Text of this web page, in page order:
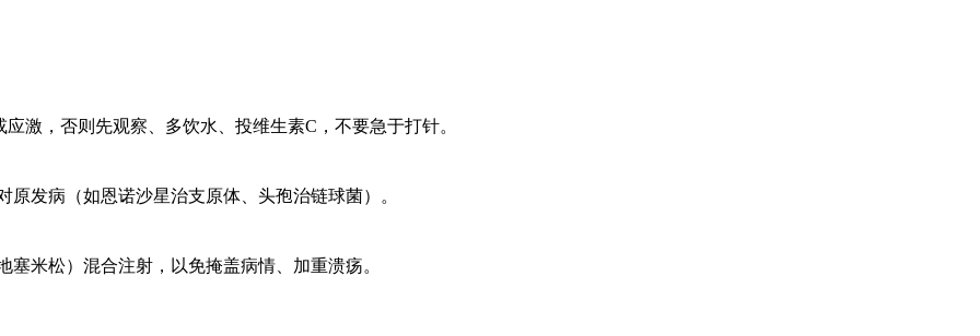
，否则先观察、多饮水、投维生素C，不要急于打针。
病（如恩诺沙星治支原体、头孢治链球菌）。
松）混合注射，以免掩盖病情、加重溃疡。